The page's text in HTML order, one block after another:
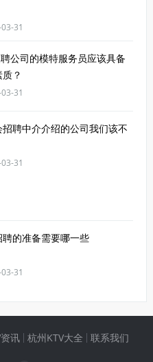
31
公司的模特服务员应该具备
？
31
聘中介介绍的公司我们该不
31
的准备需要哪一些
31
讯 杭州KTV大全 联系我们